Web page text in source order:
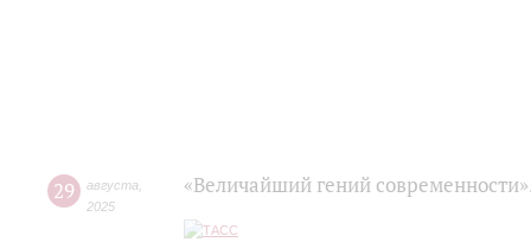
29 августа
2025
«Величайший гений